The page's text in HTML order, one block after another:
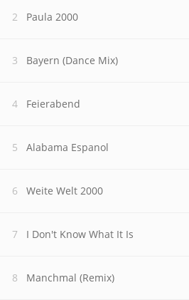
Paula 2000
Bayern (Dance Mix)
Feierabend
Alabama Espanol
Weite Welt 2000
I Don't Know What It Is
Manchmal (Remix)